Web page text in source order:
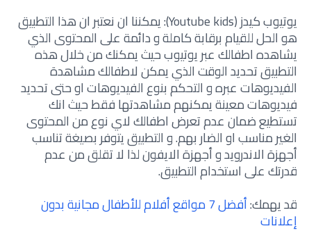
يوتيوب كيدز (Youtube kids): يمكننا ان نعتبر ان هذا التطبيق
هو الحل للقيام برقابة كاملة و دائمة على المحتوى الذي
يشاهده اطفالك عبر يوتيوب حيث يمكنك من خلال هذه
التطبيق تحديد الوقت الذي يمكن لاطفالك مشاهدة
الفيديوهات عبره و التحكم بنوع الفيديوهات او حتى تحديد
فيديوهات معينة يمكنهم مشاهدتها فقط حيث انك
تستطيع ضمان عدم تعرض اطفالك لاي نوع من المحتوى
الغير مناسب او الضار بهم. و التطبيق يتوفر بصيغة تناسب
أجهزة الاندرويد و أجهزة الايفون لذا لا تقلق من عدم
قدرتك على استخدام التطبيق.
قد يهمك:
أفضل 7 مواقع أفلام للأطفال مجانية بدون
إعلانات